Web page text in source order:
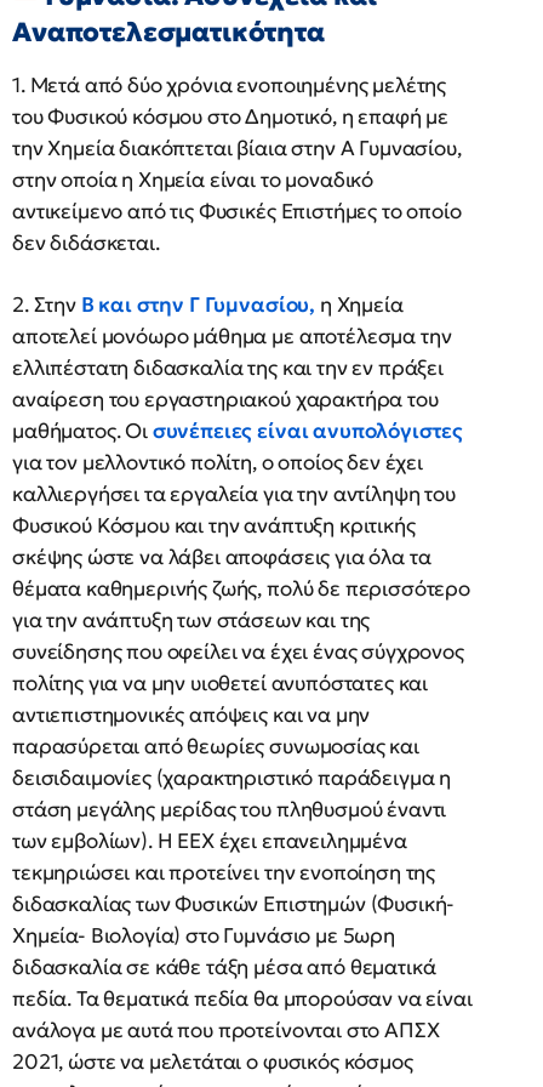
Αναποτελεσματικότητα
1. Μετά από δύο χρόνια ενοποιημένης μελέτης
του Φυσικού κόσμου στο Δημοτικό, η επαφή με
την Χημεία διακόπτεται βίαια στην Α Γυμνασίου,
στην οποία η Χημεία είναι το μοναδικό
αντικείμενο από τις Φυσικές Επιστήμες το οποίο
δεν διδάσκεται.
2. ΣτηνΒ και στην Γ Γυμνασίου, η Χημεία
αποτελεί μονόωρο μάθημα με αποτέλεσμα την
ελλιπέστατη διδασκαλία της και την εν πράξει
αναίρεση του εργαστηριακού χαρακτήρα του
μαθήματος. Οισυνέπειες είναι ανυπολόγιστες
για τον μελλοντικό πολίτη, ο οποίος δεν έχει
καλλιεργήσει τα εργαλεία για την αντίληψη του
Φυσικού Κόσμου και την ανάπτυξη κριτικής
σκέψης ώστε να λάβει αποφάσεις για όλα τα
θέματα καθημερινής ζωής, πολύ δε περισσότερο
για την ανάπτυξη των στάσεων και της
συνείδησης που οφείλει να έχει ένας σύγχρονος
πολίτης για να μην υιοθετεί ανυπόστατες και
αντιεπιστημονικές απόψεις και να μην
παρασύρεται από θεωρίες συνωμοσίας και
δεισιδαιμονίες (χαρακτηριστικό παράδειγμα η
στάση μεγάλης μερίδας του πληθυσμού έναντι
των εμβολίων). Η ΕΕΧ έχει επανειλημμένα
τεκμηριώσει και προτείνει την ενοποίηση της
διδασκαλίας των Φυσικών Επιστημών (Φυσική-
Χημεία- Βιολογία) στο Γυμνάσιο με 5ωρη
διδασκαλία σε κάθε τάξη μέσα από θεματικά
πεδία. Τα θεματικά πεδία θα μπορούσαν να είναι
ανάλογα με αυτά που προτείνονται στο ΑΠΣΧ
2021, ώστε να μελετάται ο φυσικός κόσμος